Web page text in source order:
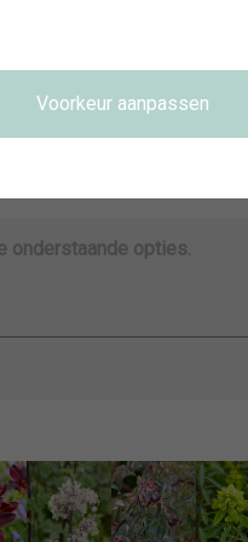
Niet van toepassing
4075 x 5094 pixel, 34.5 cm
onderstaande opties.
Voorkeur aanpassen